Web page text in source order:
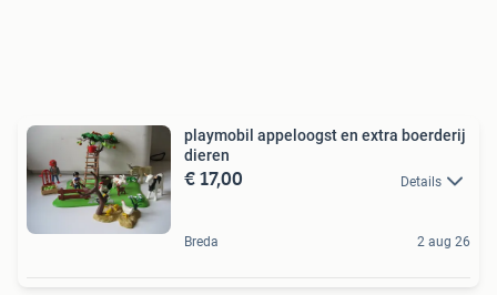
playmobil appeloogst en extra boerderij
dieren
€ 17,00 Details
Breda 2 aug 26